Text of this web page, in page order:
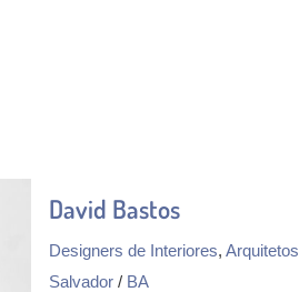
David Bastos
Designers de Interiores, Arquitetos
Salvador / BA